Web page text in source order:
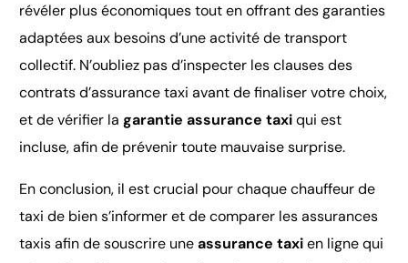
révéler plus économiques tout en offrant des garanties
adaptées aux besoins d’une activité de transport
collectif. N’oubliez pas d’inspecter les clauses des
contrats d’assurance taxi avant de finaliser votre choix,
et de vérifier lagarantie assurance taxiqui est
incluse, afin de prévenir toute mauvaise surprise.
En conclusion, il est crucial pour chaque chauffeur de
taxi de bien s’informer et de comparer les assurances
taxis afin de souscrire uneassurance taxien ligne qui